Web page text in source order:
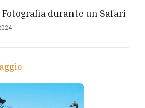
Fotografia durante un Safari